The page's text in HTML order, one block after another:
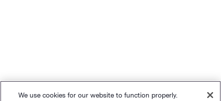
We use cookies for our website to function properly.